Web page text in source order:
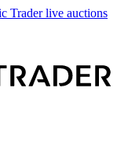
Trader live auctions